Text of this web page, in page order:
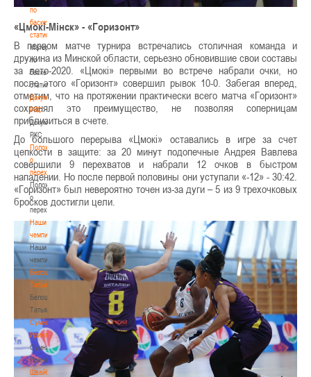
по
баскетбольной
статистике
Материалы
по
баскетбольной
статистике
Документы
РКС
Документы
РКС
Положение
о
переходах
Положение
о
переходах
Наши
чемпионы
Наши
чемпионы
Белошапко
Татьяна
Белошапко
Татьяна
Сумникова
Ирина
Сумникова
Ирина
Швайбович
«Цмокi-Мiнск» - «Горизонт»
В первом матче турнира встречались столичная команда и
дружина из Минской области, серьезно обновившие свои составы
за лето-2020. «Цмокi» первыми во встрече набрали очки, но
после этого «Горизонт» совершил рывок 10-0. Забегая вперед,
отметим, что на протяжении практически всего матча «Горизонт»
сохранял это преимущество, не позволяя соперницам
приблизиться в счете.
До большого перерыва «Цмокi» оставались в игре за счет
цепкости в защите: за 20 минут подопечные Андрея Вавлева
совершили 9 перехватов и набрали 12 очков в быстром
нападении. Но после первой половины они уступали «-12» - 30:42.
«Горизонт» был невероятно точен из-за дуги – 5 из 9 трехочковых
бросков достигли цели.